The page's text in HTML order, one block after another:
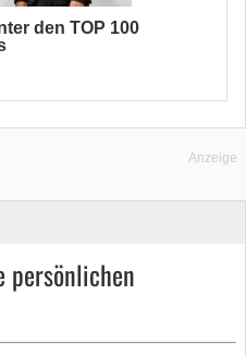
den TOP 100
Anzeige
persönlichen